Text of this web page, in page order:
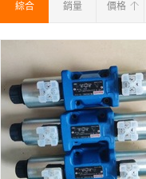
綜合 銷量 價格